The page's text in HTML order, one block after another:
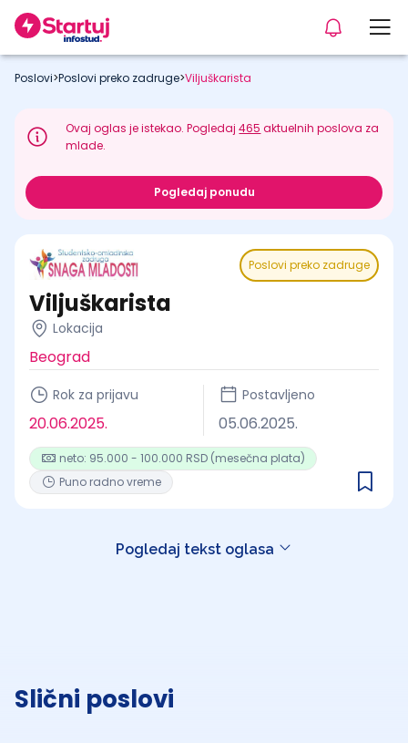
Poslovi>Poslovi preko zadruge>Viljuškarista
Ovaj oglas je istekao. Pogledaj465 aktuelnih poslova za
mlade.
Pogledaj ponudu
Poslovi preko zadruge
Viljuškarista
Lokacija
Beograd
Rok za prijavu
20.06.2025.
Postavljeno
05.06.2025.
neto: 95.000 - 100.000 RSD (mesečna plata)
Puno radno vreme
Pogledaj tekst oglasa
Slični poslovi